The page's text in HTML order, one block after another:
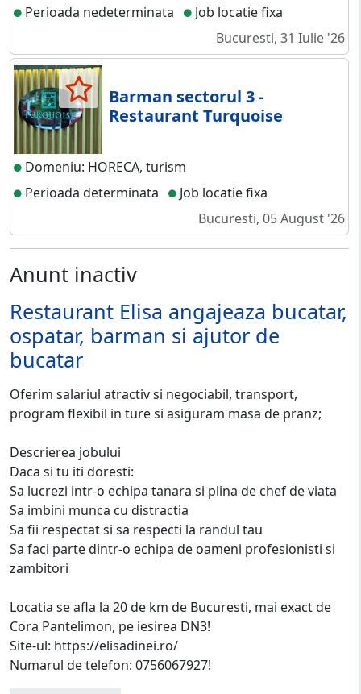
Perioada nedeterminata
Job locatie fixa
Bucuresti, 31 Iulie '26
Barman sectorul 3 -
Restaurant Turquoise
Domeniu: HORECA, turism
Perioada determinata
Job locatie fixa
Bucuresti, 05 August '26
Anunt inactiv
Restaurant Elisa angajeaza bucatar,
ospatar, barman si ajutor de
bucatar
Oferim salariul atractiv si negociabil, transport,
program flexibil in ture si asiguram masa de pranz;
Descrierea jobului
Daca si tu iti doresti:
Sa lucrezi intr-o echipa tanara si plina de chef de viata
Sa imbini munca cu distractia
Sa fii respectat si sa respecti la randul tau
Sa faci parte dintr-o echipa de oameni profesionisti si
zambitori
Locatia se afla la 20 de km de Bucuresti, mai exact de
Cora Pantelimon, pe iesirea DN3!
Site-ul: https://elisadinei.ro/
Numarul de telefon: 0756067927!